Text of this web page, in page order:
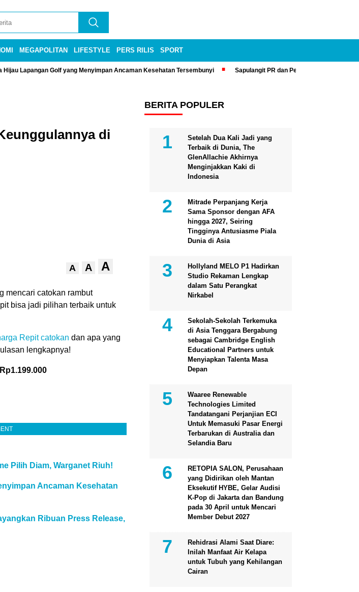
MEGAPOLITAN LIFESTYLE PERS RILIS SPORT
Hijau Lapangan Golf yang Menyimpan Ancaman Kesehatan Tersembunyi Sapulangit PR dan Persrilis.com Bisa
di
A A A
mencari catokan rambut
bisa jadi pilihan terbaik untuk
Repit catokan dan apa yang
lengkapnya!
Pilih Diam, Warganet Riuh!
Ancaman Kesehatan
Ribuan Press Release,
BERITA POPULER
Setelah Dua Kali Jadi yang
Terbaik di Dunia, The
GlenAllachie Akhirnya
Menginjakkan Kaki di
Indonesia
Mitrade Perpanjang Kerja
Sama Sponsor dengan AFA
hingga 2027, Seiring
Tingginya Antusiasme Piala
Dunia di Asia
Hollyland MELO P1 Hadirkan
Studio Rekaman Lengkap
dalam Satu Perangkat
Nirkabel
Sekolah-Sekolah Terkemuka
di Asia Tenggara Bergabung
sebagai Cambridge English
Educational Partners untuk
Menyiapkan Talenta Masa
Depan
Waaree Renewable
Technologies Limited
Tandatangani Perjanjian ECI
Untuk Memasuki Pasar Energi
Terbarukan di Australia dan
Selandia Baru
RETOPIA SALON, Perusahaan
yang Didirikan oleh Mantan
Eksekutif HYBE, Gelar Audisi
K-Pop di Jakarta dan Bandung
pada 30 April untuk Mencari
Member Debut 2027
Rehidrasi Alami Saat Diare:
Inilah Manfaat Air Kelapa
untuk Tubuh yang Kehilangan
Cairan